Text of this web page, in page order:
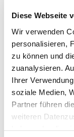
Diese Webseite
Wir verwenden
personalisieren,
zu können und
zuanalysieren.
Ihrer
soziale Medien,
Partner führen
weiteren
Lage &
Gasthaus
Paulinenstr. 45
70178 Stuttgart
Telefon:0711/
Mail:
Website: